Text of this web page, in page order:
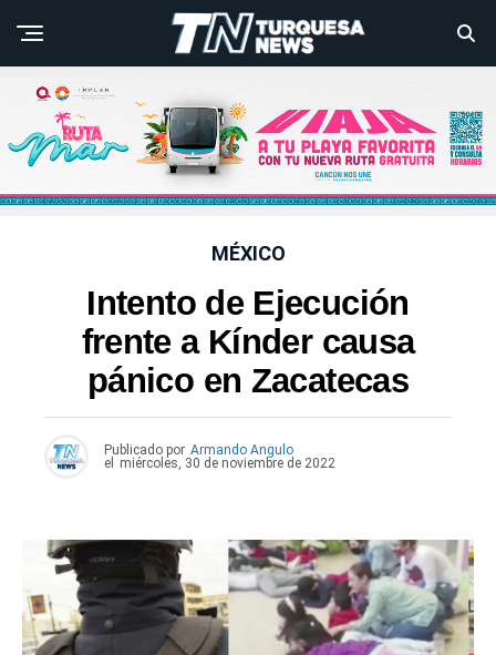
MÉXICO
Intento de Ejecución
frente a Kínder causa
pánico en Zacatecas
Publicado por Armando Angulo
el
miércoles, 30 de noviembre de 2022